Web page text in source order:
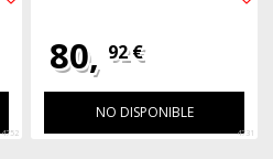
4752
80, 92 €
NO DISPONIBLE
4731